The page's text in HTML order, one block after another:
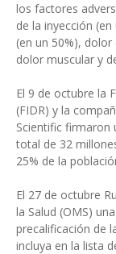
los factores
de la inyección
(en un 50%),
dolor muscular y
El 9 de octubre la
(FIDR) y la
Scientific firmaron
total de 32
25% de la
El 27 de octubre
la Salud (OMS)
precalificación de
incluya en la lista